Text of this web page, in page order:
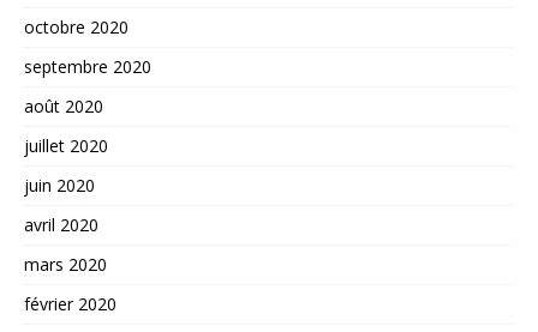
octobre 2020
septembre 2020
août 2020
juillet 2020
juin 2020
avril 2020
mars 2020
février 2020